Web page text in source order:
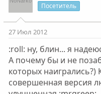
Посетитель
27 Июл 2012
:roll: ну, блин... я
А почему бы и не
которых наигрались?)
совершенная версия